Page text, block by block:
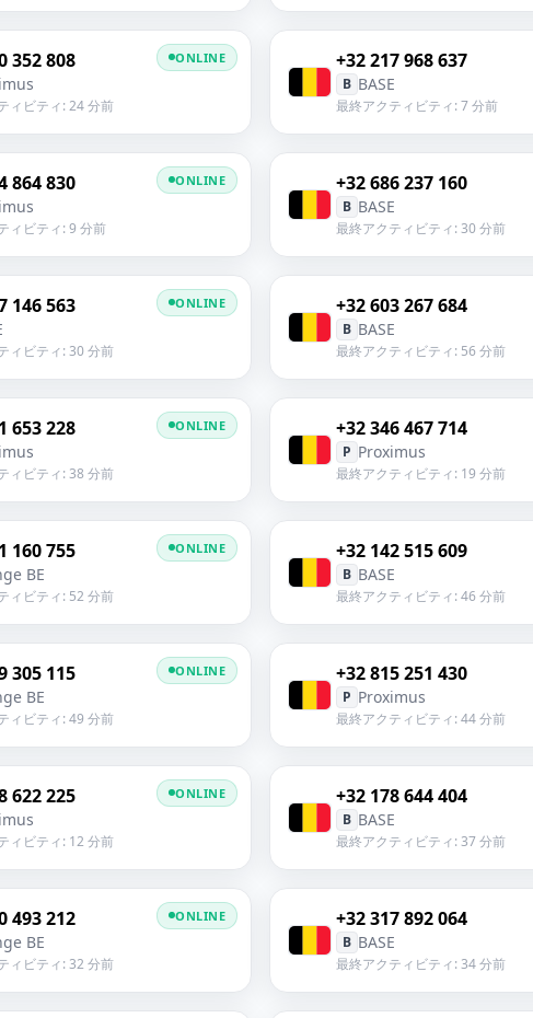
352 808
ィビティ: 24 分前
ONLINE +32 217 968 637
B BASE
最終アクティビティ: 7 分前
864 830
ィビティ: 9 分前
ONLINE +32 686 237 160
B BASE
最終アクティビティ: 30 分前
146 563
ィビティ: 30 分前
ONLINE +32 603 267 684
B BASE
最終アクティビティ: 56 分前
653 228
ィビティ: 38 分前
ONLINE +32 346 467 714
P Proximus
最終アクティビティ: 19 分前
160 755
BE
ィビティ: 52 分前
ONLINE +32 142 515 609
B BASE
最終アクティビティ: 46 分前
305 115
BE
ィビティ: 49 分前
ONLINE +32 815 251 430
P Proximus
最終アクティビティ: 44 分前
622 225
ィビティ: 12 分前
ONLINE +32 178 644 404
B BASE
最終アクティビティ: 37 分前
493 212
BE
ィビティ: 32 分前
ONLINE +32 317 892 064
B BASE
最終アクティビティ: 34 分前